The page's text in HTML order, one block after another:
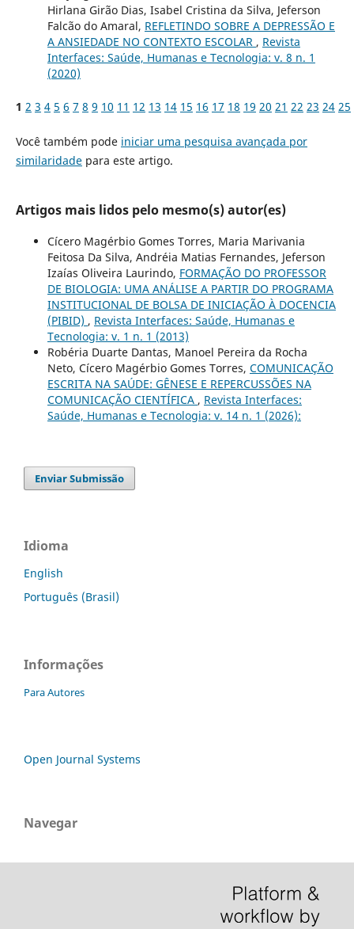
Hirlana Girão Dias, Isabel Cristina da Silva, Jeferson
Falcão do Amaral, REFLETINDO SOBRE A DEPRESSÃO E
A ANSIEDADE NO CONTEXTO ESCOLAR , Revista
Interfaces: Saúde, Humanas e Tecnologia: v. 8 n. 1
(2020)
1 2 3 4 5 6 7 8 9 10 11 12 13 14 15 16 17 18 19 20 21 22 23 24 25
Você também pode iniciar uma pesquisa avançada por
similaridadepara este artigo.
Artigos mais lidos pelo mesmo(s) autor(es)
Cícero Magérbio Gomes Torres, Maria Marivania
Feitosa Da Silva, Andréia Matias Fernandes, Jeferson
Izaías Oliveira Laurindo, FORMAÇÃO DO PROFESSOR
DE BIOLOGIA: UMA ANÁLISE A PARTIR DO PROGRAMA
INSTITUCIONAL DE BOLSA DE INICIAÇÃO À DOCENCIA
(PIBID) , Revista Interfaces: Saúde, Humanas e
Tecnologia: v. 1 n. 1 (2013)
Robéria Duarte Dantas, Manoel Pereira da Rocha
Neto, Cícero Magérbio Gomes Torres, COMUNICAÇÃO
ESCRITA NA SAÚDE: GÊNESE E REPERCUSSÕES NA
COMUNICAÇÃO CIENTÍFICA , Revista Interfaces:
Saúde, Humanas e Tecnologia: v. 14 n. 1 (2026):
Enviar Submissão
Idioma
English
Português (Brasil)
Informações
Para Autores
Open Journal Systems
Navegar